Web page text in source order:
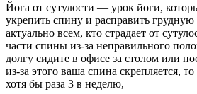
Йога от сутулости — урок йоги,
укрепить спину и расправить грудную
актуально всем, кто страдает от
части спины из-за неправильного
долгу сидите в офисе за столом или
из-за этого ваша спина скрепляется,
хотя бы раза 3 в неделю,